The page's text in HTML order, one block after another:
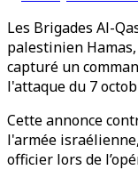
Les Brigades Al-
palestinien
capturé un
l'attaque du 7
Cette annonce
l'armée
officier lors de